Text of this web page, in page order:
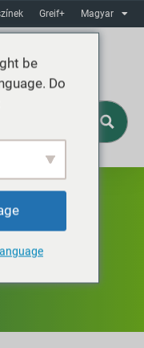
Greif+ Magyar
be
Do